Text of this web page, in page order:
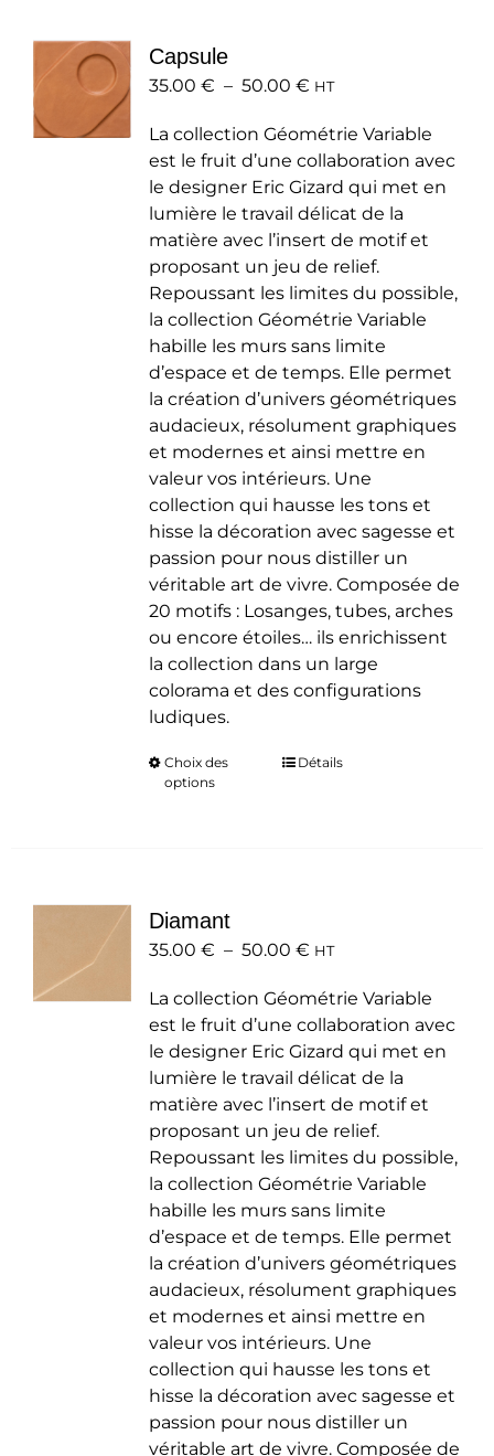
peuvent
choisies
sur
la
page
du
produit
Capsule
35.00 € – 50.00 €Plage
prix :
35.00 €
à
50.00 €
HT
La collection Géométrie Variable
est le fruit d’une collaboration avec
le designer Eric Gizard qui met en
lumière le travail délicat de la
matière avec l’insert de motif et
proposant un jeu de relief.
Repoussant les limites du possible,
la collection Géométrie Variable
habille les murs sans limite
d’espace et de temps. Elle permet
la création d’univers géométriques
audacieux, résolument graphiques
et modernes et ainsi mettre en
valeur vos intérieurs. Une
collection qui hausse les tons et
hisse la décoration avec sagesse et
passion pour nous distiller un
véritable art de vivre. Composée de
20 motifs : Losanges, tubes, arches
ou encore étoiles… ils enrichissent
la collection dans un large
colorama et des configurations
ludiques.
Choix des
options
Ce
peuvent
choisies
sur
la
page
du
produit
Détails
Diamant
35.00 € – 50.00 €Plage
prix :
35.00 €
à
50.00 €
HT
La collection Géométrie Variable
est le fruit d’une collaboration avec
le designer Eric Gizard qui met en
lumière le travail délicat de la
matière avec l’insert de motif et
proposant un jeu de relief.
Repoussant les limites du possible,
la collection Géométrie Variable
habille les murs sans limite
d’espace et de temps. Elle permet
la création d’univers géométriques
audacieux, résolument graphiques
et modernes et ainsi mettre en
valeur vos intérieurs. Une
collection qui hausse les tons et
hisse la décoration avec sagesse et
passion pour nous distiller un
véritable art de vivre. Composée de